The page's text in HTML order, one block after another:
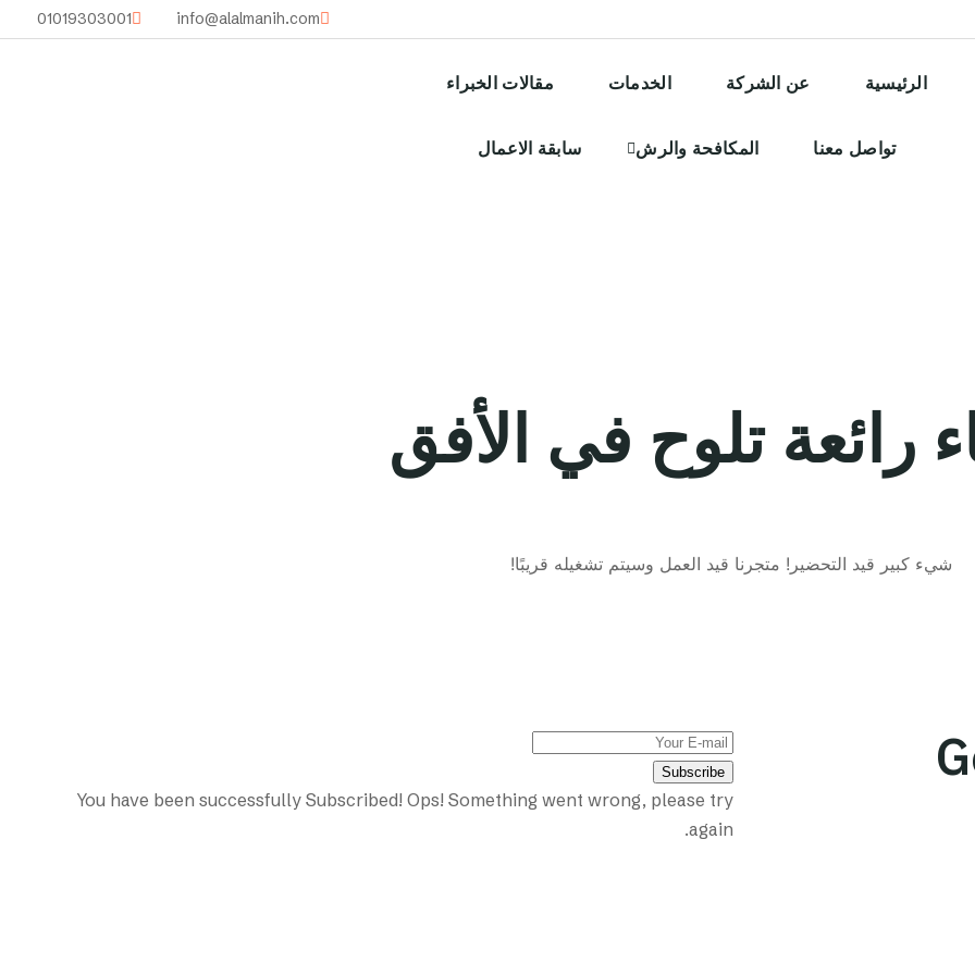
info@alalmanih.com
01019303001
الرئيسية عن الشركة الخدمات مقالات الخبراء
تواصل معنا المكافحة والرش سابقة الاعمال
رائعة تلوح في الأفق
شيء كبير قيد التحضير! متجرنا قيد العمل وسيتم تشغيله قريبًا!
Subscribe
You have been successfully Subscribed! Ops! Something went wrong, please try
again.